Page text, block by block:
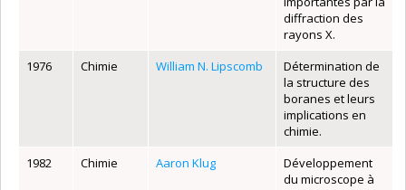
diffraction des
rayons X.
1976
Chimie William N. Lipscomb
Détermination de
la structure des
boranes et leurs
implications en
chimie.
1982
Chimie Aaron Klug
Développement
du microscope à